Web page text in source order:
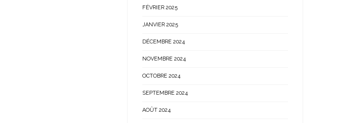
FÉVRIER 2025
JANVIER 2025
DÉCEMBRE 2024
NOVEMBRE 2024
OCTOBRE 2024
SEPTEMBRE 2024
AOÛT 2024